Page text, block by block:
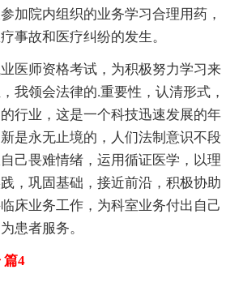
加院内组织的业务学习合理用药，
事故和医疗纠纷的发生。
师资格考试，为积极努力学习来
我领会法律的.重要性，认清形式，
行业，这是一个科技迅速发展的年
是永无止境的，人们法制意识不段
己畏难情绪，运用循证医学，以理
，巩固基础，接近前沿，积极协助
床业务工作，为科室业务付出自己
患者服务。
4